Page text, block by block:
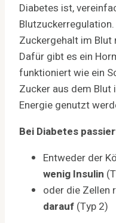
Diabetes ist,
Zuckergehalt im
Dafür gibt es ein
funktioniert wie ein
Zucker aus dem Blut
Energie genutzt
Bei Diabetes
Entweder der
wenig Insulin
oder die Zellen
darauf (Typ 2)